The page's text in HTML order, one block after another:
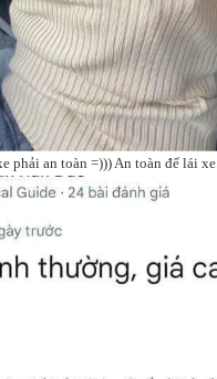
phải an toàn =))) An toàn để lái xe.